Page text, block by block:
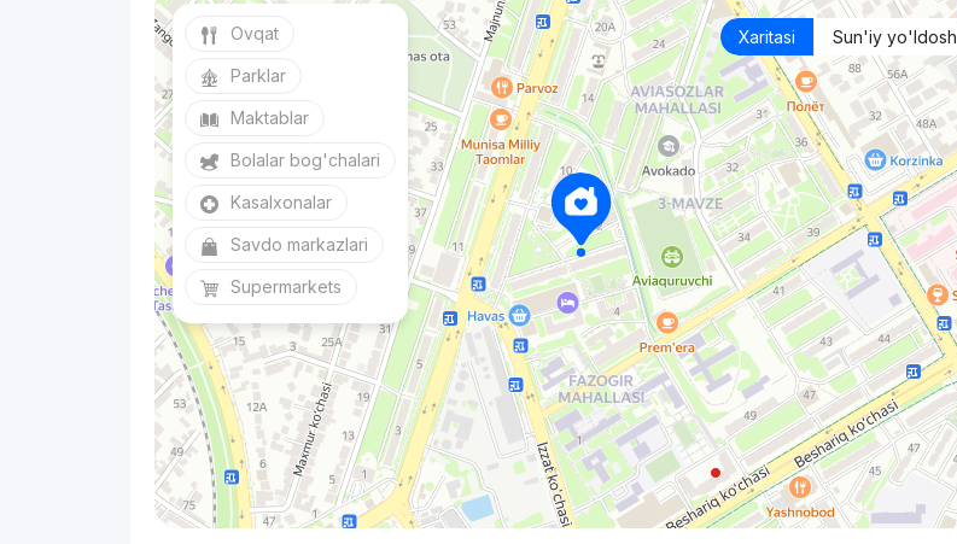
Xaritasi Sun'iy yo'ldosh
Ovqat
Parklar
Maktablar
Bolalar bog'chalari
Kasalxonalar
Savdo markazlari
Supermarkets